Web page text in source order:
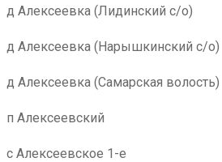
д Алексеевка (Лидинский с/о)
д Алексеевка (Нарышкинский с/о)
д Алексеевка (Самарская волость)
п Алексеевский
с Алексеевское 1-е